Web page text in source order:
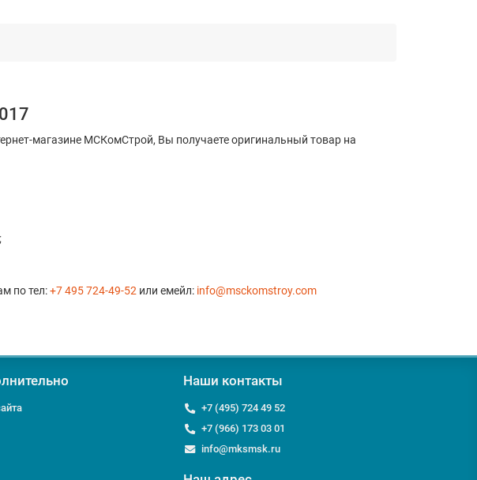
магазине МСКомСтрой, Вы получаете оригинальный товар на
по тел:+7 495 724-49-52 или емейл: info@msckomstroy.com
Наши контакты
+7 (495) 724 49 52
+7 (966) 173 03 01
info@mksmsk.ru